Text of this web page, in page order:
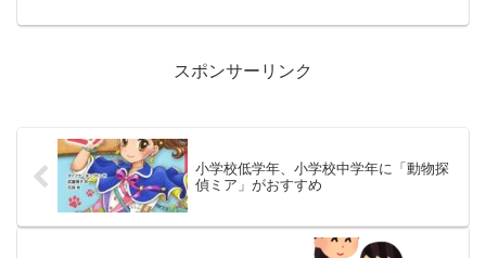
スポンサーリンク
小学校低学年、小学校中学年に「動物探
偵ミア」がおすすめ